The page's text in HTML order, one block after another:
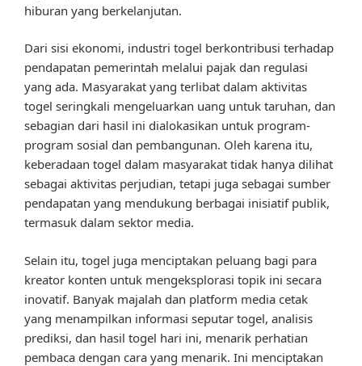
hiburan yang berkelanjutan.
Dari sisi ekonomi, industri togel berkontribusi terhadap
pendapatan pemerintah melalui pajak dan regulasi
yang ada. Masyarakat yang terlibat dalam aktivitas
togel seringkali mengeluarkan uang untuk taruhan, dan
sebagian dari hasil ini dialokasikan untuk program-
program sosial dan pembangunan. Oleh karena itu,
keberadaan togel dalam masyarakat tidak hanya dilihat
sebagai aktivitas perjudian, tetapi juga sebagai sumber
pendapatan yang mendukung berbagai inisiatif publik,
termasuk dalam sektor media.
Selain itu, togel juga menciptakan peluang bagi para
kreator konten untuk mengeksplorasi topik ini secara
inovatif. Banyak majalah dan platform media cetak
yang menampilkan informasi seputar togel, analisis
prediksi, dan hasil togel hari ini, menarik perhatian
pembaca dengan cara yang menarik. Ini menciptakan